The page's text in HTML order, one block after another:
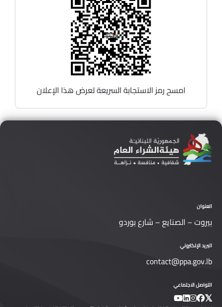
امسح رمز الاستجابة السريعة لعرض هذا الإعلان
العنوان
بيروت – الصنايع – شارع بوردو
البريد الإلكتروني
contact@ppa.gov.lb
التواصل الاجتماعي